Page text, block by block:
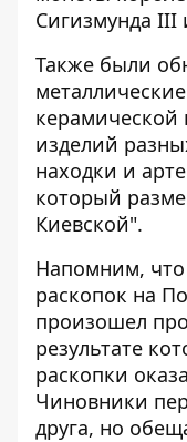
Сигизмунда
Также были
керамической
изделий
находки и
который
Киевской".
Напомним, что
раскопок на
произошел
результате
раскопки
Чиновники
друга, но